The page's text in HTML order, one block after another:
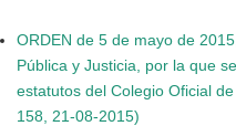
ORDEN de 5 de mayo de
Pública y Justicia, por la que
estatutos del Colegio Oficial
158,
21-08-2015)